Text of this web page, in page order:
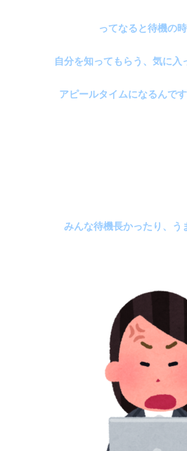
ってなると待機の
自分を知ってもらう、気に入
アピールタイムになるんで
みんな待機長かったり、う